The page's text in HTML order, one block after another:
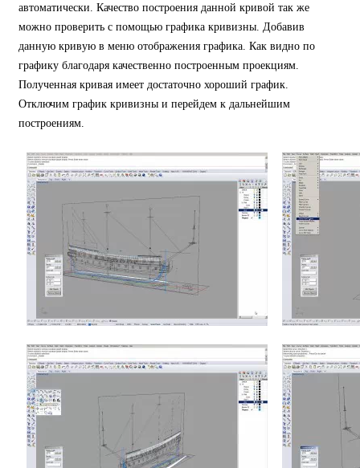
автоматически. Качество построения данной кривой так же
можно проверить с помощью графика кривизны. Добавив
данную кривую в меню отображения графика. Как видно по
графику благодаря качественно построенным проекциям.
Полученная кривая имеет достаточно хороший график.
Отключим график кривизны и перейдем к дальнейшим
построениям.